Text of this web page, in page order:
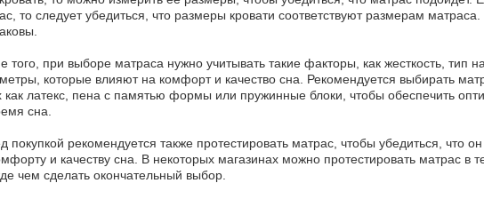
то следует убедиться, что размеры кровати соответствуют размерам
того, при выборе матраса нужно учитывать такие факторы, как жесткость, тип
которые влияют на комфорт и качество сна. Рекомендуется выбирать
как латекс, пена с памятью формы или пружинные блоки, чтобы обеспечить
сна.
покупкой рекомендуется также протестировать матрас, чтобы убедиться, что
и качеству сна. В некоторых магазинах можно протестировать матрас в
чем сделать окончательный выбор.